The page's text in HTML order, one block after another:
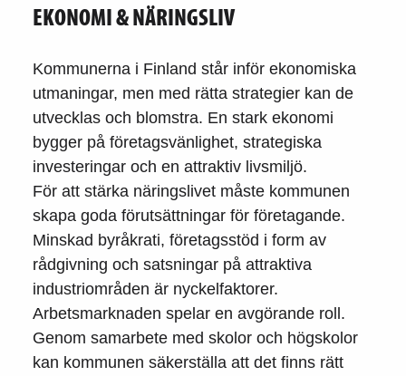
EKONOMI & NÄRINGSLIV
Kommunerna i Finland står inför ekonomiska
utmaningar, men med rätta strategier kan de
utvecklas och blomstra. En stark ekonomi
bygger på företagsvänlighet, strategiska
investeringar och en attraktiv livsmiljö.
För att stärka näringslivet måste kommunen
skapa goda förutsättningar för företagande.
Minskad byråkrati, företagsstöd i form av
rådgivning och satsningar på attraktiva
industriområden är nyckelfaktorer.
Arbetsmarknaden spelar en avgörande roll.
Genom samarbete med skolor och högskolor
kan kommunen säkerställa att det finns rätt